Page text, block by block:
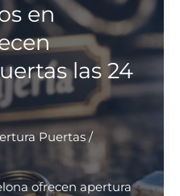
en
las 24
Puertas/
ofrecen apertura